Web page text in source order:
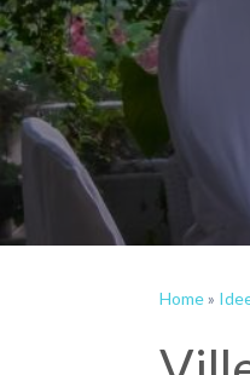
Home»